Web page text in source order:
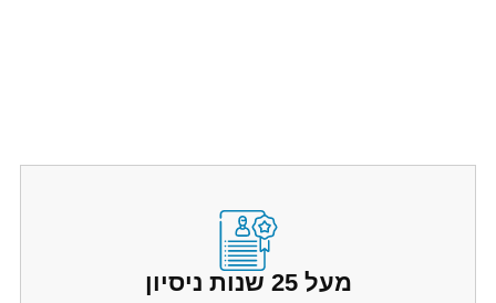
מעל 25 שנות ניסיון